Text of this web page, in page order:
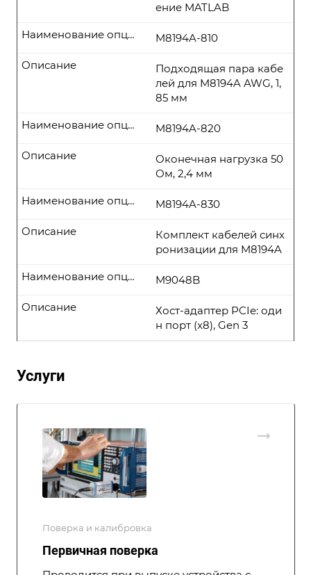
ение MATLAB
M8194A-810
Наименование опции
Подходящая пара кабе
лей для M8194A AWG, 1,
85 мм
Описание
M8194A-820
Наименование опции
Оконечная нагрузка 50
Ом, 2,4 мм
Описание
M8194A-830
Наименование опции
Комплект кабелей синх
ронизации для M8194A
Описание
M9048B
Наименование опции
Хост-адаптер PCIe: оди
н порт (x8), Gen 3
Описание
Услуги
Поверка и калибровка
Первичная поверка